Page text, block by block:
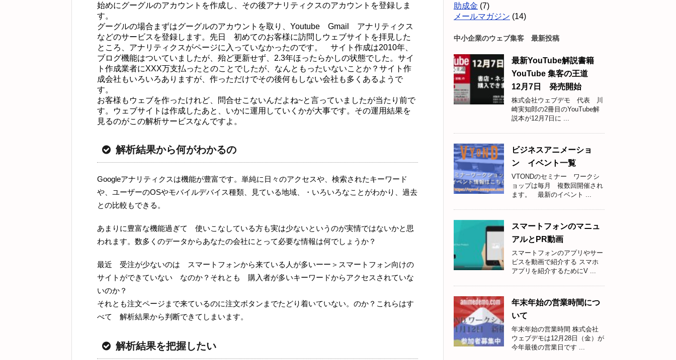
始めにグーグルのアカウントを作成し、その後アナリティクスのアカウントを登録しま
す。
グーグルの場合まずはグーグルのアカウントを取り、Youtube Gmail アナリティクス
などのサービスを登録します。先日 初めてのお客様に訪問しウェブサイトを拝見した
ところ、アナリティクスがページに入っていなかったのです。 サイト作成は2010年、
ブログ機能はついていましたが、殆ど更新せず、2.3年ほったらかしの状態でした。サイ
ト作成業者にXXX万支払ったとのことでしたが、なんともったいないことか？サイト作
成会社もいろいろありますが、作っただけでその後何もしない会社も多くあるようで
す。
お客様もウェブを作ったけれど、問合せこないんだよね~と言っていましたが当たり前で
す。ウェブサイトは作成したあと、いかに運用していくかが大事です。その運用結果を
見るのがこの解析サービスなんですよ。
解析結果から何がわかるの
Googleアナリティクスは機能が豊富です。単純に日々のアクセスや、検索されたキーワード
や、ユーザーのOSやモバイルデバイス種類、見ている地域、・いろいろなことがわかり、過去
との比較もできる。
あまりに豊富な機能過ぎて 使いこなしている方も実は少ないというのが実情ではないかと思
われます。数多くのデータからあなたの会社にとって必要な情報は何でしょうか？
最近 受注が少ないのは スマートフォンから来ている人が多いーー＞スマートフォン向けの
サイトができていない なのか？それとも 購入者が多いキーワードからアクセスされていな
いのか？
それとも注文ページまで来ているのに注文ボタンまでたどり着いていない。のか？これらはす
べて 解析結果から判断できてしまいます。
解析結果を把握したい
助成金 (7)
メールマガジン (14)
中小企業のウェブ集客 最新投稿
最新YouTube解説書籍
YouTube 集客の王道
12月7日 発売開始
株式会社ウェブデモ 代表 川
崎実知郎の2冊目のYouTube解
説本が12月7日に ...
ビジネスアニメーショ
ン イベント一覧
VTONDのセミナー ワークシ
ョップは毎月 複数回開催され
ます。 最新のイベント ...
スマートフォンのマニュ
アルとPR動画
スマートフォンのアプリやサー
ビスを動画で紹介する スマホ
アプリを紹介するためにV ...
年末年始の営業時間につ
いて
年末年始の営業時間 株式会社
ウェブデモは12月28日（金）が
今年最後の営業日です ...